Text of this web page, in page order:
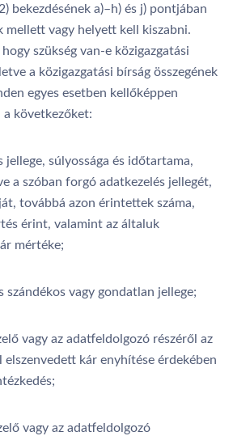
bekezdésének a)–h) és j) pontjában
mellett vagy helyett kell kiszabni.
szükség van-e közigazgatási
a közigazgatási bírság összegének
egyes esetben kellőképpen
következőket:
súlyossága és időtartama,
a szóban forgó adatkezelés jellegét,
továbbá azon érintettek száma,
érint, valamint az általuk
mértéke;
vagy gondatlan jellege;
vagy az adatfeldolgozó részéről az
kár enyhítése érdekében
vagy az adatfeldolgozó